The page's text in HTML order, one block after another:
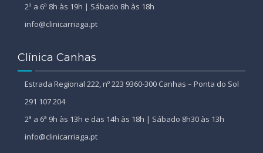
2ª a 6ª 8h às 19h | Sábado 8h às 18h
info@clinicarriaga.pt
Clínica Canhas
Estrada Regional 222, nº 223 9360-300 Canhas – Ponta do Sol
291 107 204
2ª a 6ª 9h às 13h e das 14h às 18h | Sábado 8h30 às 13h
info@clinicarriaga.pt